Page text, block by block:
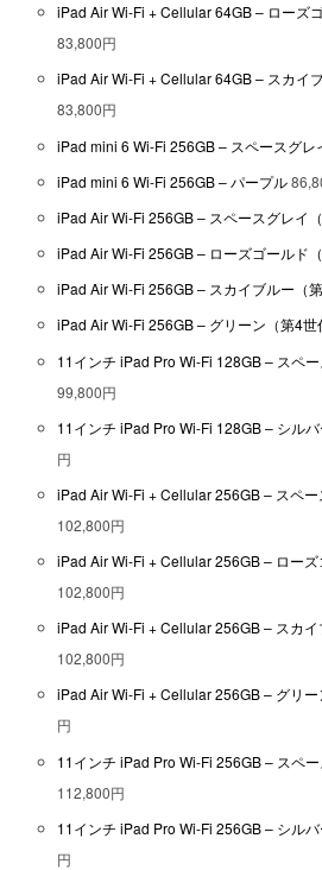
iPad Air Wi-Fi + Cellular 64GB – ローズ
83,800円
iPad Air Wi-Fi + Cellular 64GB – スカイ
83,800円
iPad mini 6 Wi-Fi 256GB – スペースグ
iPad mini 6 Wi-Fi 256GB – パープル
iPad Air Wi-Fi 256GB – スペースグレイ（
iPad Air Wi-Fi 256GB – ローズゴールド（
iPad Air Wi-Fi 256GB – スカイブルー（第
iPad Air Wi-Fi 256GB – グリーン（第4世
11インチ iPad Pro Wi-Fi 128GB – スペー
99,800円
11インチ iPad Pro Wi-Fi 128GB – シルバ
円
iPad Air Wi-Fi + Cellular 256GB – スペー
102,800円
iPad Air Wi-Fi + Cellular 256GB – ローズ
102,800円
iPad Air Wi-Fi + Cellular 256GB – スカイ
102,800円
iPad Air Wi-Fi + Cellular 256GB – グリー
円
11インチ iPad Pro Wi-Fi 256GB – スペー
112,800円
11インチ iPad Pro Wi-Fi 256GB – シルバ
円